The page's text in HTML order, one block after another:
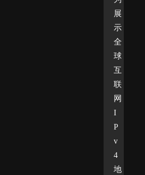
展
示
全
球
互
联
网
I
P
v
4
地